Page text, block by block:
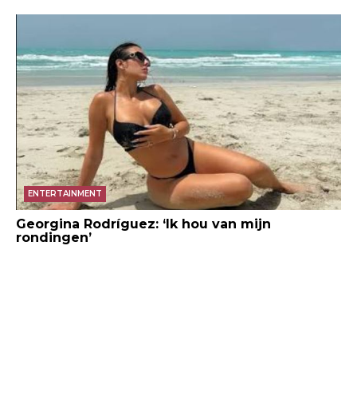
ENTERTAINMENT
Georgina Rodríguez: ‘Ik hou van mijn
rondingen’